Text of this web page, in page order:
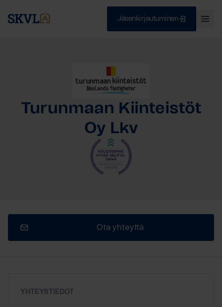
Jäsenkirjautuminen
HAE
Turunmaan Kiinteistöt
Oy Lkv
Ota yhteyttä
YHTEYSTIEDOT